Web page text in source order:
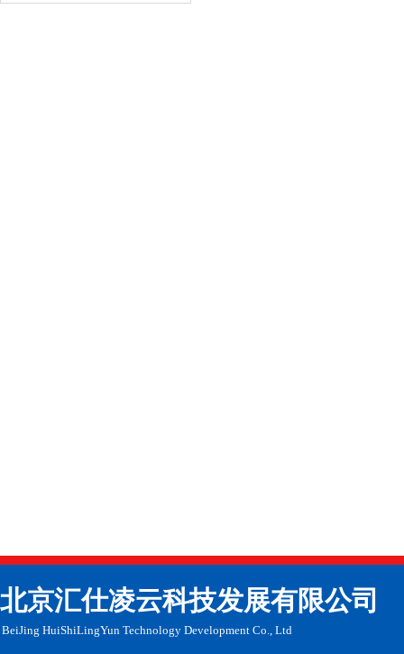
BeiJing HuiShiLingYun Technology Development Co., Ltd
​北京汇仕凌云科技发展有限公司